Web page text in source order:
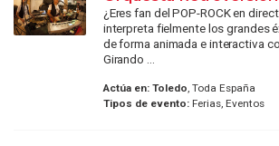
¿Eres fan del POP-ROCK en
interpreta fielmente los grandes
de forma animada e interactiva
Girando ...
Actúa en: Toledo , Toda España
Tipos de evento:Ferias, Eventos